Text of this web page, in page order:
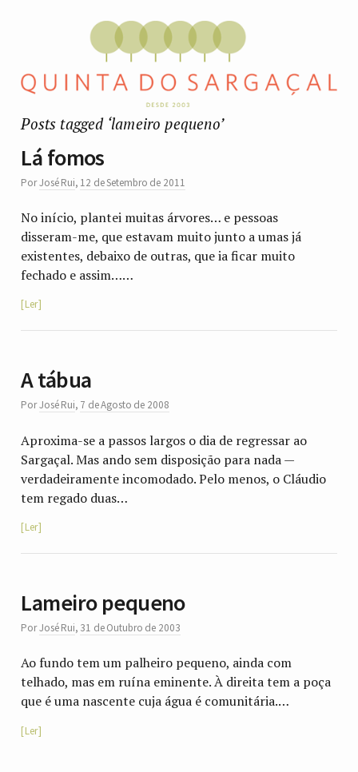
Posts tagged ‘lameiro pequeno’
Lá fomos
PorJosé Rui, 12 de Setembro de 2011
No início, plantei muitas árvores… e pessoas
disseram-me, que estavam muito junto a umas já
existentes, debaixo de outras, que ia ficar muito
fechado e assim……
Ler
A tábua
PorJosé Rui, 7 de Agosto de 2008
Aproxima-se a passos largos o dia de regressar ao
Sargaçal. Mas ando sem disposição para nada —
verdadeiramente incomodado. Pelo menos, o Cláudio
tem regado duas…
Ler
Lameiro pequeno
PorJosé Rui, 31 de Outubro de 2003
Ao fundo tem um palheiro pequeno, ainda com
telhado, mas em ruína eminente. À direita tem a poça
que é uma nascente cuja água é comunitária.…
Ler